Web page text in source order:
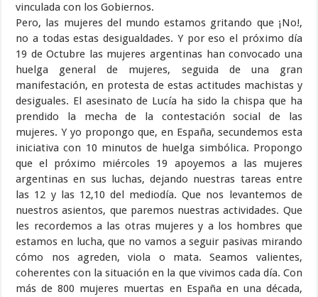
vinculada con los Gobiernos.
Pero, las mujeres del mundo estamos gritando que ¡No!,
no a todas estas desigualdades. Y por eso el próximo día
19 de Octubre las mujeres argentinas han convocado una
huelga general de mujeres, seguida de una gran
manifestación, en protesta de estas actitudes machistas y
desiguales. El asesinato de Lucía ha sido la chispa que ha
prendido la mecha de la contestación social de las
mujeres. Y yo propongo que, en España, secundemos esta
iniciativa con 10 minutos de huelga simbólica. Propongo
que el próximo miércoles 19 apoyemos a las mujeres
argentinas en sus luchas, dejando nuestras tareas entre
las 12 y las 12,10 del mediodía. Que nos levantemos de
nuestros asientos, que paremos nuestras actividades. Que
les recordemos a las otras mujeres y a los hombres que
estamos en lucha, que no vamos a seguir pasivas mirando
cómo nos agreden, viola o mata. Seamos valientes,
coherentes con la situación en la que vivimos cada día. Con
más de 800 mujeres muertas en España en una década,